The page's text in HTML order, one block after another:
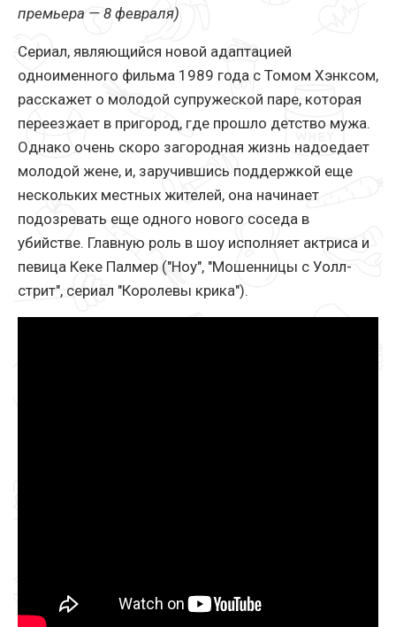
премьера — 8 февраля)
Сериал, являющийся новой адаптацией
одноименного фильма 1989 года с Томом Хэнксом,
расскажет о молодой супружеской паре, которая
переезжает в пригород, где прошло детство мужа.
Однако очень скоро загородная жизнь надоедает
молодой жене, и, заручившись поддержкой еще
нескольких местных жителей, она начинает
подозревать еще одного нового соседа в
убийстве. Главную роль в шоу исполняет актриса и
певица Кеке Палмер ("Ноу", "Мошенницы с Уолл-
стрит", сериал "Королевы крика").